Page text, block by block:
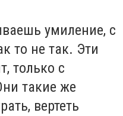
умиление, с
то не так. Эти
только с
такие же
вертеть